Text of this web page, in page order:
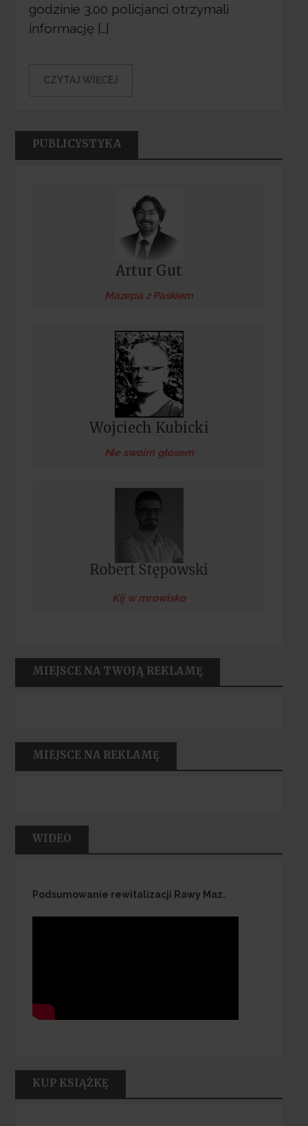
godzinie 3.00 policjanci otrzymali
informację […]
CZYTAJ WIĘCEJ
PUBLICYSTYKA
Artur Gut
Mazepa z Paskiem
Wojciech Kubicki
Nie swoim głosem
Kij w mrowisko
MIEJSCE NA TWOJĄ REKLAMĘ
MIEJSCE NA REKLAMĘ
WIDEO
Podsumowanie rewitalizacji Rawy Maz.
KUP KSIĄŻKĘ